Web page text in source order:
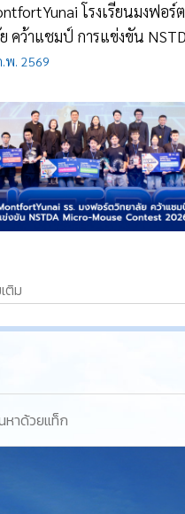
โรงเรียนมงฟอร์ต
ป์ การแข่งขัน NSTDA
Contest 2026
.พ. 2569
ติม
หาด้วยแท็ก